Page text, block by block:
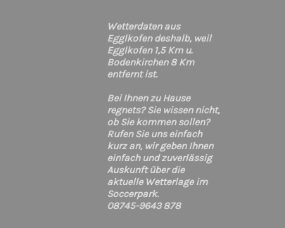
Wetterdaten aus
Egglkofen deshalb, weil
Egglkofen 1,5 Km u.
Bodenkirchen 8 Km
entfernt ist.
Bei Ihnen zu Hause
regnets? Sie wissen nicht,
ob Sie kommen sollen?
Rufen Sie uns einfach
kurz an, wir geben Ihnen
einfach und zuverlässig
Auskunft über die
aktuelle Wetterlage im
Soccerpark.
08745-9643 878